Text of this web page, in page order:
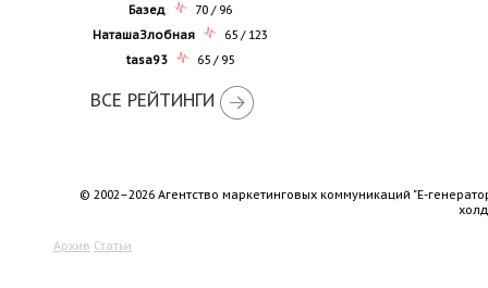
Базед
70 / 96
НаташаЗлобная
65 / 123
tasa93
65 / 95
ВСЕ РЕЙТИНГИ
© 2002–2026 Агентство маркетинговых коммуникаций "Е-
Архив Статьи